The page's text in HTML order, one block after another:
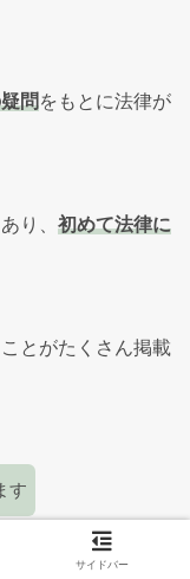
問 をもとに法律が
り、 初めて法律に
とがたくさん掲載
す
サイドバー